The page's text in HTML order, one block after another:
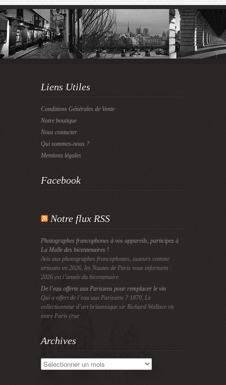
Liens Utiles
Conditions Générales de Vente
Notre boutique
Nous contacter
Qui sommes-nous ?
Mentions légales
Facebook
Notre flux RSS
Photographes francophones à vos appareils, participez à
La Malle des bicentenaires !
Avis aux photographes francophones, auteurs comme
artisans en 2026, les Nautes de Paris vous informent :
2026 est l’année du bicentenaire
De l’eau offerte aux Parisiens pour remplacer le vin
Qui a offert de l’eau aux Parisiens ? 1870, Le
collectionneur d’art britannique sir Richard Wallace vit
entre Paris (rue
Archives
Archives